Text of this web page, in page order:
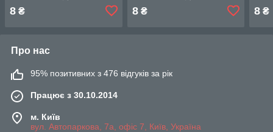
8 ₴ 8₴ 8 ₴
Про нас
95% позитивних з 476 відгуків за рік
Працює з 30.10.2014
м. Київ
вул. Автопаркова, 7а, офіс 7, Київ, Україна